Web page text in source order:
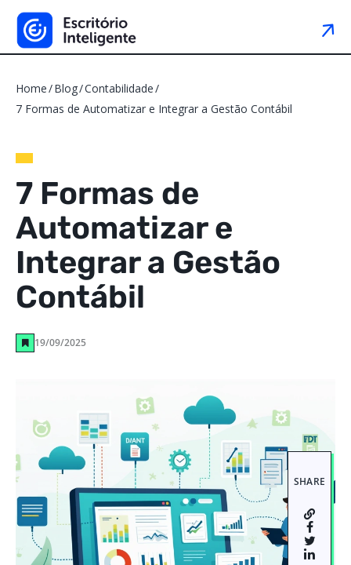
Home Blog Contabilidade
7 Formas de Automatizar e Integrar a Gestão Contábil
7 Formas de
Automatizar e
Integrar a Gestão
Contábil
19/09/2025
SHARE